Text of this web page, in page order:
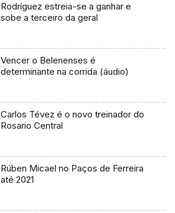
Rodríguez estreia-se a ganhar e
sobe a terceiro da geral
Vencer o Belenenses é
determinante na corrida (áudio)
Carlos Tévez é o novo treinador do
Rosario Central
Rúben Micael no Paços de Ferreira
até 2021